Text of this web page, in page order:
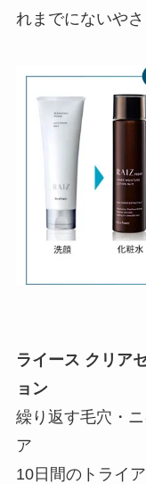
れまでにないや
ライース クリア
ョン
繰り返す毛穴・
ア
10日間のトライ